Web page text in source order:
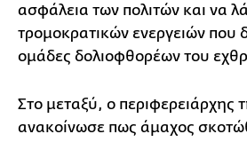
ασφάλεια των πολιτών και να
τρομοκρατικών ενεργειών που
ομάδες δολιοφθορέων του
Στο μεταξύ, ο περιφερειάρχης
ανακοίνωσε πως άμαχος